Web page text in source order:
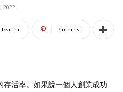
2022
Twitter Pinterest
存活率。如果說一個人創業成功